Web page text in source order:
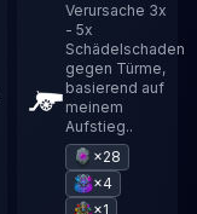
Verursache 3x
- 5x
Schädelschaden
gegen Türme,
basierend auf
meinem
Aufstieg..
×28
×4
×1